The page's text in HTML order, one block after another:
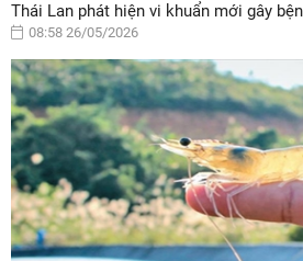
Thái Lan phát hiện vi khuẩn mới gây
08:58 26/05/2026